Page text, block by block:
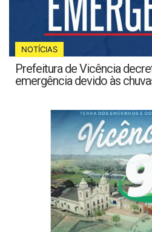
NOTÍCIAS
Prefeitura de Vicência
emergência devido às